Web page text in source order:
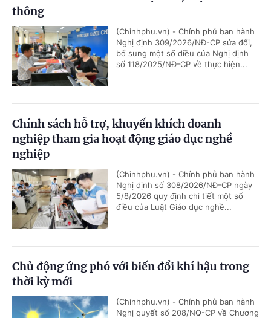
thông
(Chinhphu.vn) - Chính phủ ban hành
Nghị định 309/2026/NĐ-CP sửa đổi,
bổ sung một số điều của Nghị định
số 118/2025/NĐ-CP về thực hiện...
Chính sách hỗ trợ, khuyến khích doanh
nghiệp tham gia hoạt động giáo dục nghề
nghiệp
(Chinhphu.vn) - Chính phủ ban hành
Nghị định số 308/2026/NĐ-CP ngày
5/8/2026 quy định chi tiết một số
điều của Luật Giáo dục nghề...
Chủ động ứng phó với biến đổi khí hậu trong
thời kỳ mới
(Chinhphu.vn) - Chính phủ ban hành
Nghị quyết số 208/NQ-CP về Chương